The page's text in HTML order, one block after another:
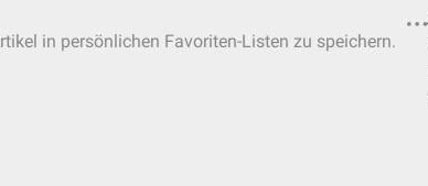
in persönlichen Favoriten-Listen zu speichern.